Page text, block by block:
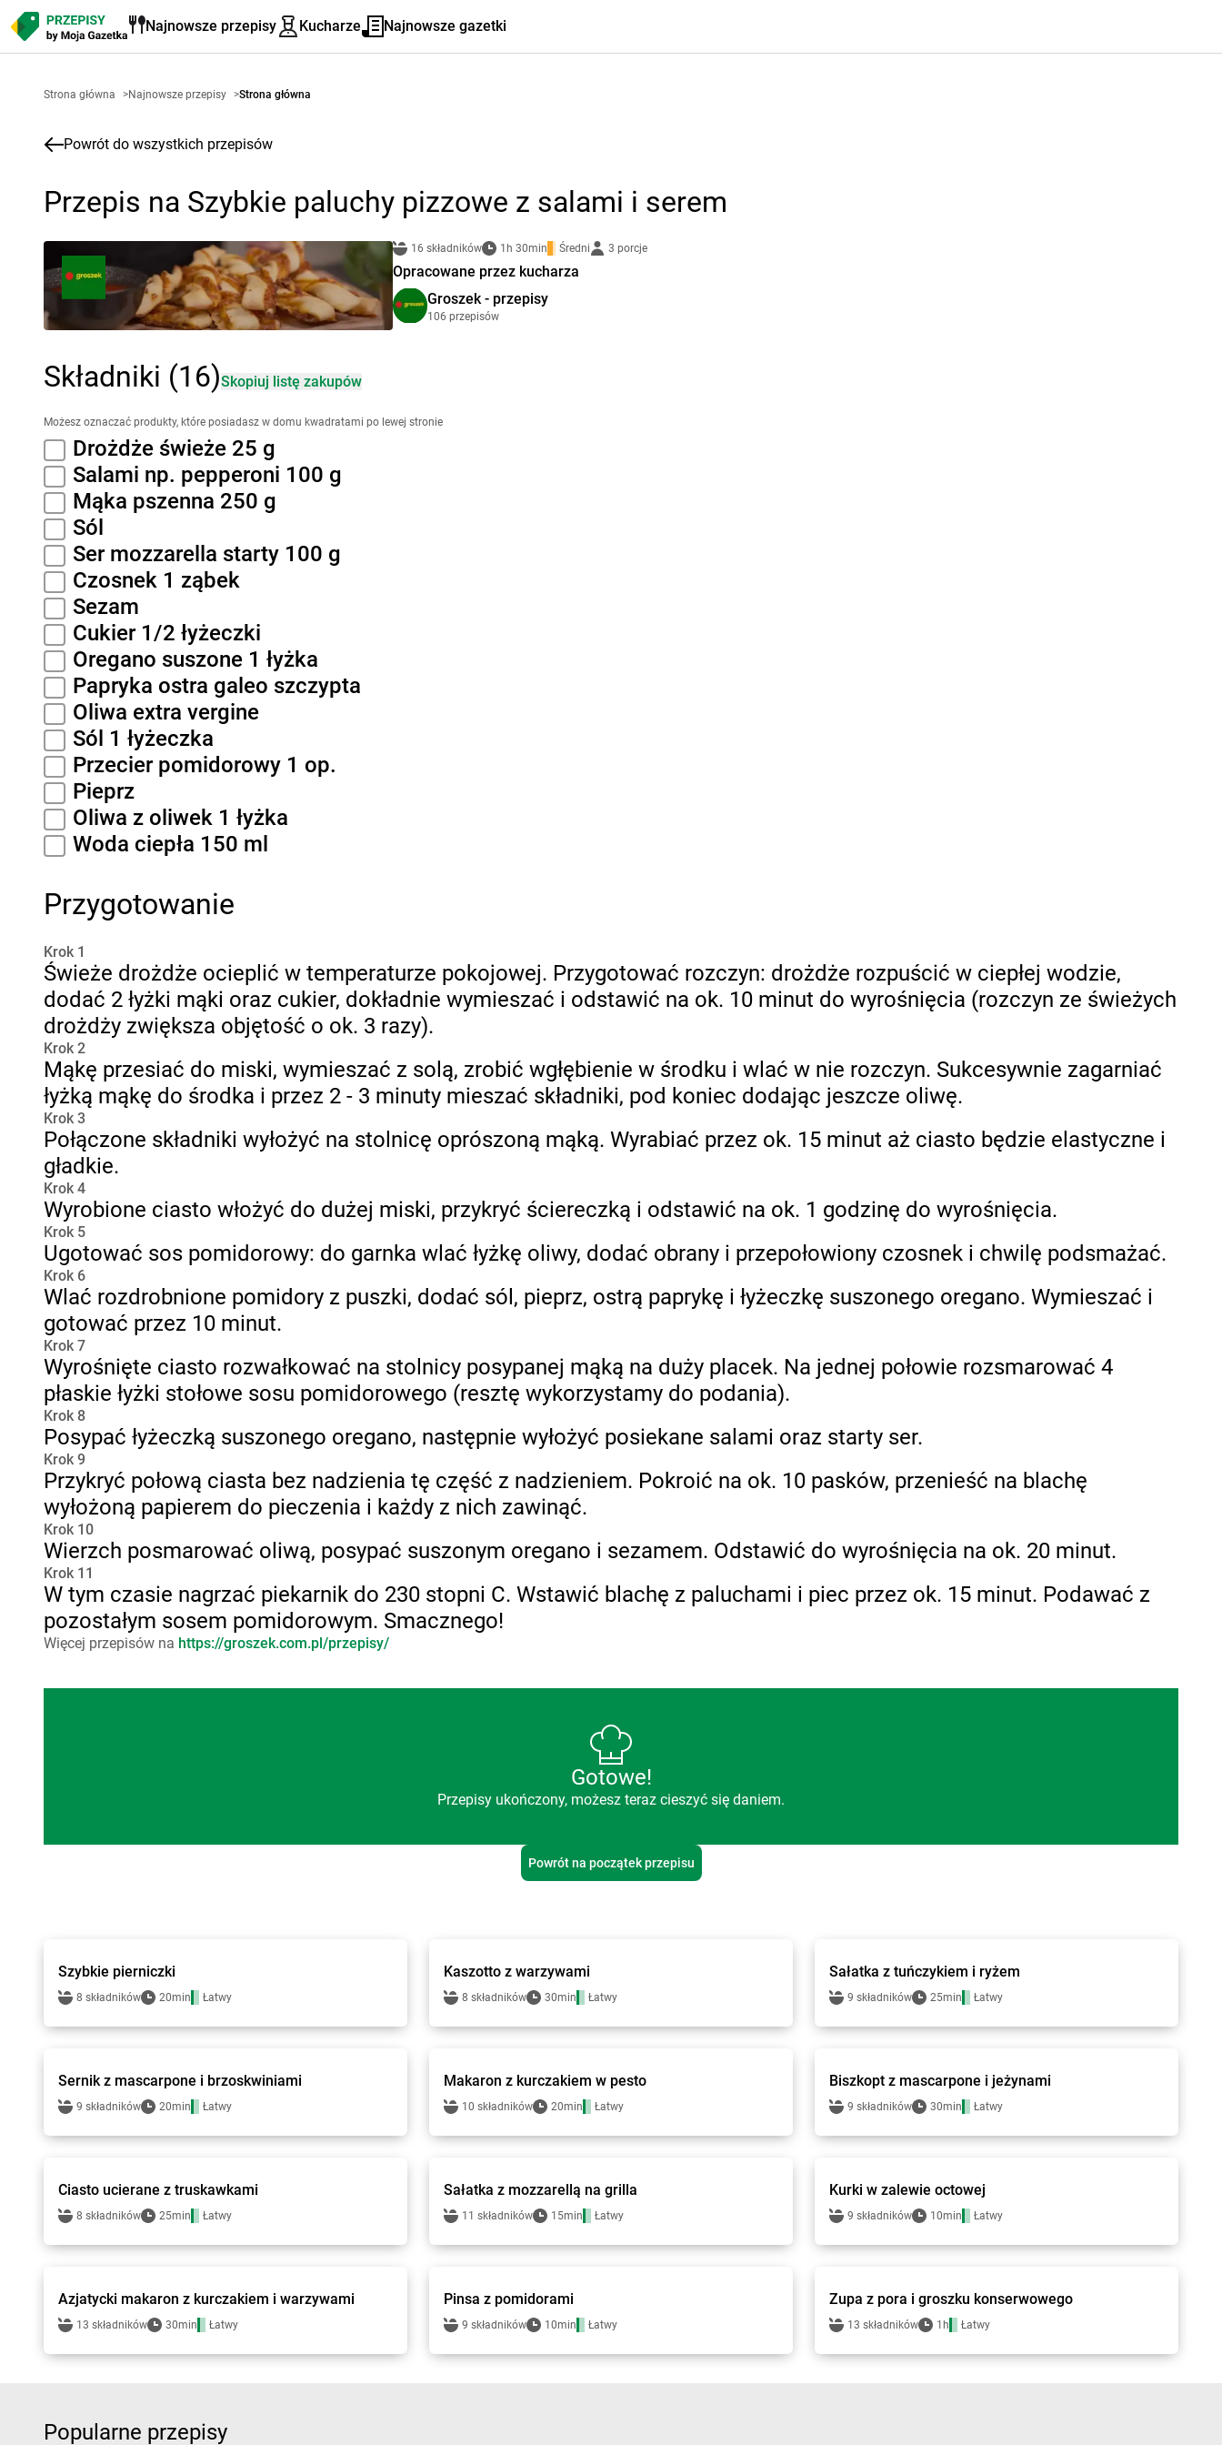
Najnowsze przepisy Kucharze Najnowsze gazetki
Strona główna >Najnowsze przepisy >Strona główna
Powrót do wszystkich przepisów
Przepis na Szybkie paluchy pizzowe z salami i serem
16 składników 1h 30min Średni 3 porcje
Opracowane przez kucharza
Groszek - przepisy
106 przepisów
Składniki (16)Skopiuj listę zakupów
Możesz oznaczać produkty, które posiadasz w domu kwadratami po lewej stronie
Drożdże świeże 25 g
Salami np. pepperoni 100 g
Mąka pszenna 250 g
Sól
Ser mozzarella starty 100 g
Czosnek 1 ząbek
Sezam
Cukier 1/2 łyżeczki
Oregano suszone 1 łyżka
Papryka ostra galeo szczypta
Oliwa extra vergine
Sól 1 łyżeczka
Przecier pomidorowy 1 op.
Pieprz
Oliwa z oliwek 1 łyżka
Woda ciepła 150 ml
Przygotowanie
Krok 1
Świeże drożdże ocieplić w temperaturze pokojowej. Przygotować rozczyn: drożdże rozpuścić w ciepłej wodzie,
dodać 2 łyżki mąki oraz cukier, dokładnie wymieszać i odstawić na ok. 10 minut do wyrośnięcia (rozczyn ze świeżych
drożdży zwiększa objętość o ok. 3 razy).
Krok 2
Mąkę przesiać do miski, wymieszać z solą, zrobić wgłębienie w środku i wlać w nie rozczyn. Sukcesywnie zagarniać
łyżką mąkę do środka i przez 2 - 3 minuty mieszać składniki, pod koniec dodając jeszcze oliwę.
Krok 3
Połączone składniki wyłożyć na stolnicę oprószoną mąką. Wyrabiać przez ok. 15 minut aż ciasto będzie elastyczne i
gładkie.
Krok 4
Wyrobione ciasto włożyć do dużej miski, przykryć ściereczką i odstawić na ok. 1 godzinę do wyrośnięcia.
Krok 5
Ugotować sos pomidorowy: do garnka wlać łyżkę oliwy, dodać obrany i przepołowiony czosnek i chwilę podsmażać.
Krok 6
Wlać rozdrobnione pomidory z puszki, dodać sól, pieprz, ostrą paprykę i łyżeczkę suszonego oregano. Wymieszać i
gotować przez 10 minut.
Krok 7
Wyrośnięte ciasto rozwałkować na stolnicy posypanej mąką na duży placek. Na jednej połowie rozsmarować 4
płaskie łyżki stołowe sosu pomidorowego (resztę wykorzystamy do podania).
Krok 8
Posypać łyżeczką suszonego oregano, następnie wyłożyć posiekane salami oraz starty ser.
Krok 9
Przykryć połową ciasta bez nadzienia tę część z nadzieniem. Pokroić na ok. 10 pasków, przenieść na blachę
wyłożoną papierem do pieczenia i każdy z nich zawinąć.
Krok 10
Wierzch posmarować oliwą, posypać suszonym oregano i sezamem. Odstawić do wyrośnięcia na ok. 20 minut.
Krok 11
W tym czasie nagrzać piekarnik do 230 stopni C. Wstawić blachę z paluchami i piec przez ok. 15 minut. Podawać z
pozostałym sosem pomidorowym. Smacznego!
Więcej przepisów na https://groszek.com.pl/przepisy/
Gotowe!
Przepisy ukończony, możesz teraz cieszyć się daniem.
Powrót na początek przepisu
Szybkie pierniczki
8 składników 20min Łatwy
Kaszotto z warzywami
8 składników 30min Łatwy
Sałatka z tuńczykiem i ryżem
9 składników 25min Łatwy
Groszek - przepisy
Sernik z mascarpone i brzoskwiniami
9 składników 20min Łatwy
Groszek - przepisy
Makaron z kurczakiem w pesto
10 składników 20min Łatwy
Groszek - przepisy
Biszkopt z mascarpone i jeżynami
9 składników 30min Łatwy
Groszek - przepisy
Ciasto ucierane z truskawkami
8 składników 25min Łatwy
Groszek - przepisy
Sałatka z mozzarellą na grilla
11 składników 15min Łatwy
Groszek - przepisy
Kurki w zalewie octowej
9 składników 10min Łatwy
Groszek - przepisy
Azjatycki makaron z kurczakiem i warzywami
13 składników 30min Łatwy
Groszek - przepisy
Pinsa z pomidorami
9 składników 10min Łatwy
Groszek - przepisy
Zupa z pora i groszku konserwowego
13 składników 1h Łatwy
Popularne przepisy